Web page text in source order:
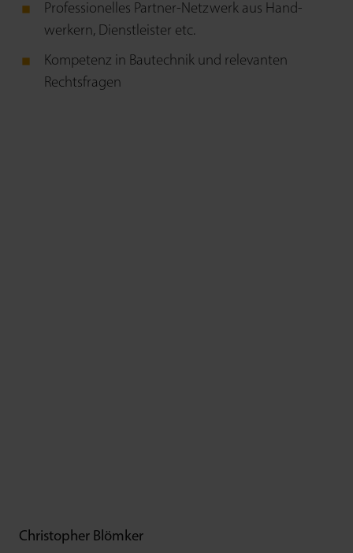
Professionelles Partner-Netzwerk aus Hand­
werkern, Dienstleister etc.
Kompetenz in Bau­technik und relevanten
Rechtsfragen
Christopher Blömker